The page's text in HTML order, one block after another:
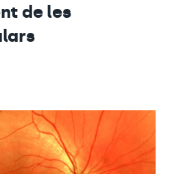
de les